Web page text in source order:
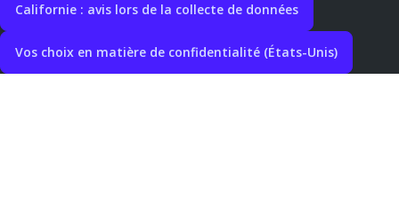
Californie : avis lors de la collecte de données
Vos choix en matière de confidentialité (États-Unis)